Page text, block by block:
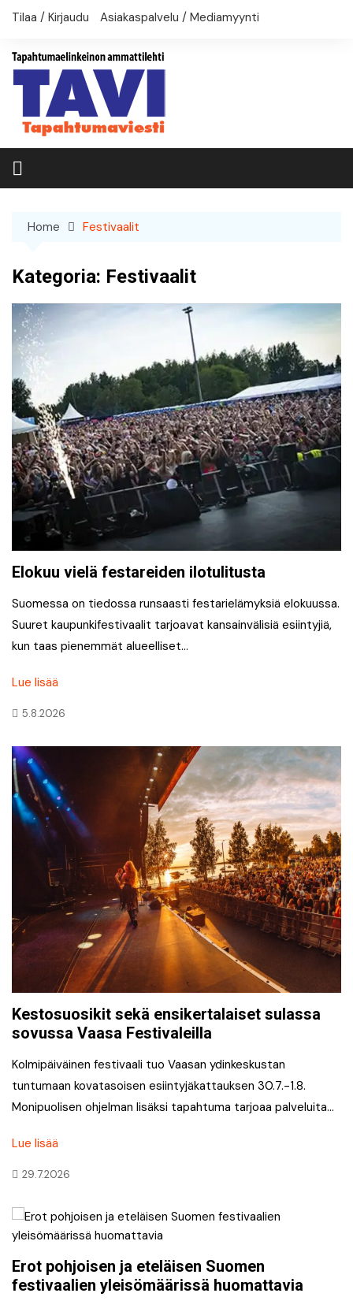
Skip
Tilaa / Kirjaudu Asiakaspalvelu / Mediamyynti
Home Festivaalit
Kategoria: Festivaalit
Elokuu vielä festareiden ilotulitusta
Suomessa on tiedossa runsaasti festarielämyksiä elokuussa.
Suuret kaupunkifestivaalit tarjoavat kansainvälisiä esiintyjiä,
kun taas pienemmät alueelliset…
Lue lisää
5.8.2026
Kestosuosikit sekä ensikertalaiset sulassa
sovussa Vaasa Festivaleilla
Kolmipäiväinen festivaali tuo Vaasan ydinkeskustan
tuntumaan kovatasoisen esiintyjäkattauksen 30.7.-1.8.
Monipuolisen ohjelman lisäksi tapahtuma tarjoaa palveluita…
Lue lisää
29.7.2026
Erot pohjoisen ja eteläisen Suomen
festivaalien yleisömäärissä huomattavia